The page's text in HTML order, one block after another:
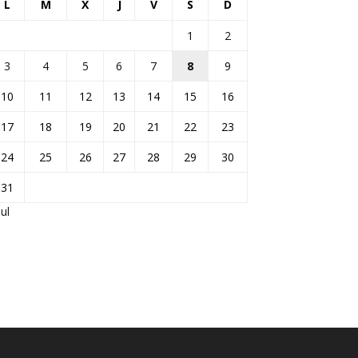
L M X J V S D
1
2
3
4 5 6 7 8
9
10
11 12 13 14 15
16
17
18 19 20 21 22
23
24
25 26 27 28 29
30
31